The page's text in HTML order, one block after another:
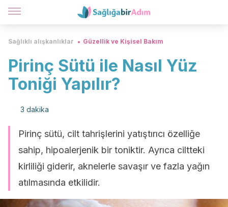
Sağlıklı alışkanlıklar Güzellik ve Kişisel Bakım
Pirinç Sütü ile Nasıl Yüz
Toniği Yapılır?
3 dakika
Pirinç sütü, cilt tahrişlerini yatıştırıcı özelliğe
sahip, hipoalerjenik bir toniktir. Ayrıca ciltteki
kirliliği giderir, aknelerle savaşır ve fazla yağın
atılmasında etkilidir.